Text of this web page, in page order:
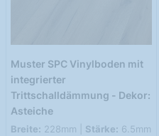
Muster SPC Vinylboden mit
integrierter
Trittschalldämmung - Dekor:
Asteiche
Breite: 228mm | Stärke: 6.5mm